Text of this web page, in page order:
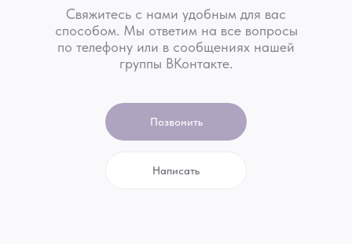
Свяжитесь с нами удобным для вас
способом. Мы ответим на все вопросы
по телефону или в сообщениях нашей
группы ВКонтакте.
Написать
Позвонить